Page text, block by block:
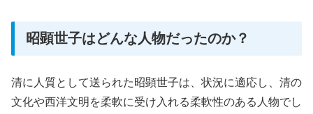
昭顕世子はどんな人物だったのか？
清に人質として送られた昭顕世子は、状況に適応し、清の
文化や西洋文明を柔軟に受け入れる柔軟性のある人物でし